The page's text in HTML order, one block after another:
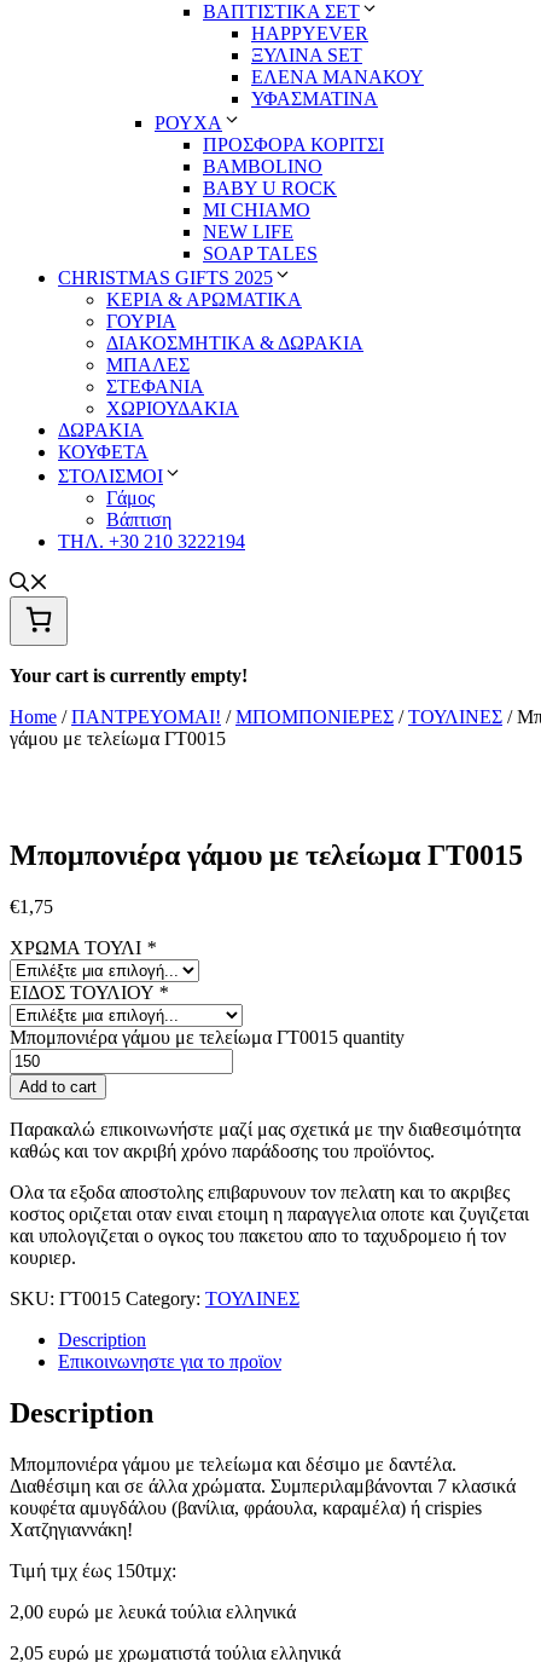
ΒΑΠΤΙΣΤΙΚΑ ΣΕΤ
HAPPYEVER
ΞΥΛΙΝΑ SET
ΕΛΕΝΑ ΜΑΝΑΚΟΥ
ΥΦΑΣΜΑΤΙΝΑ
ΡΟΥΧΑ
ΠΡΟΣΦΟΡΑ ΚΟΡΙΤΣΙ
BAMBOLINO
BABY U ROCK
MI CHIAMO
NEW LIFE
SOAP TALES
CHRISTMAS GIFTS 2025
ΚΕΡΙΑ & ΑΡΩΜΑΤΙΚΑ
ΓΟΥΡΙΑ
ΔΙΑΚΟΣΜΗΤΙΚΑ & ΔΩΡΑΚΙΑ
ΜΠΑΛΕΣ
ΣΤΕΦΑΝΙΑ
ΧΩΡΙΟΥΔΑΚΙΑ
ΔΩΡΑΚΙΑ
ΚΟΥΦΕΤΑ
ΣΤΟΛΙΣΜΟΙ
Γάμος
Βάπτιση
ΤΗΛ. +30 210 3222194
Your cart is currently empty!
Home /ΠΑΝΤΡΕΥΟΜΑΙ! /ΜΠΟΜΠΟΝΙΕΡΕΣ /ΤΟΥΛΙΝΕΣ /
γάμου με τελείωμα ΓΤ0015
Μπομπονιέρα γάμου με τελείωμα ΓΤ0015
€1,75
ΧΡΩΜΑ ΤΟΥΛΙ *
ΕΙΔΟΣ ΤΟΥΛΙΟΥ *
Μπομπονιέρα γάμου με τελείωμα ΓΤ0015 quantity
Add to cart
Παρακαλώ επικοινωνήστε μαζί μας σχετικά με την διαθεσιμότητα
καθώς και τον ακριβή χρόνο παράδοσης του προϊόντος.
Ολα τα εξοδα αποστολης επιβαρυνουν τον πελατη και το ακριβες
κοστος οριζεται οταν ειναι ετοιμη η παραγγελια οποτε και ζυγιζεται
και υπολογιζεται ο ογκος του πακετου απο το ταχυδρομειο ή τον
κουριερ.
SKU: ΓΤ0015 Category: ΤΟΥΛΙΝΕΣ
Description
Επικοινωνηστε για το προϊoν
Description
Μπομπονιέρα γάμου με τελείωμα και δέσιμο με δαντέλα.
Διαθέσιμη και σε άλλα χρώματα. Συμπεριλαμβάνονται 7 κλασικά
κουφέτα αμυγδάλου (βανίλια, φράουλα, καραμέλα) ή crispies
Χατζηγιαννάκη!
Τιμή τμχ έως 150τμχ:
2,00 ευρώ με λευκά τούλια ελληνικά
2,05 ευρώ με χρωματιστά τούλια ελληνικά